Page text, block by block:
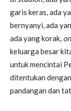
garis keras, ada
bernyanyi, ada
ada yang korak,
keluarga besar
untuk mencintai
ditentukan
pandangan dan